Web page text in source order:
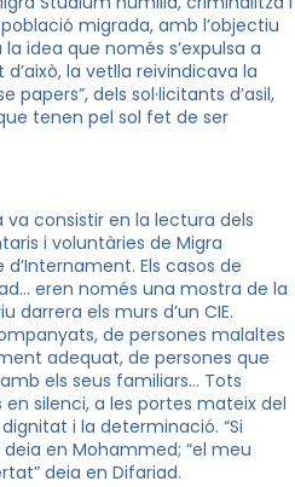
migrada, amb l’objectiu
idea que només s’expulsa a
la vetlla reivindicava la
papers”, dels sol·licitants d’asil,
tenen pel sol fet de ser
consistir en la lectura dels
i voluntàries de Migra
Els casos de
eren només una mostra de la
els murs d’un CIE.
de persones malaltes
adequat, de persones que
els seus familiars… Tots
silenci, a les portes mateix del
i la determinació. “Si
en Mohammed; “el meu
deia en Difariad.